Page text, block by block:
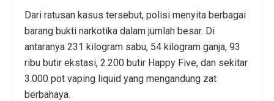
Dari ratusan kasus tersebut, polisi menyita berbagai
barang bukti narkotika dalam jumlah besar. Di
antaranya 231 kilogram sabu, 54 kilogram ganja, 93
ribu butir ekstasi, 2.200 butir Happy Five, dan sekitar
3.000 pot vaping liquid yang mengandung zat
berbahaya.